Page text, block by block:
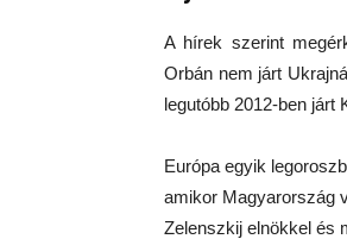
A hírek szerint
Orbán nem járt
legutóbb 2012-ben járt
Európa egyik
amikor Magyarország
Zelenszkij elnökkel és